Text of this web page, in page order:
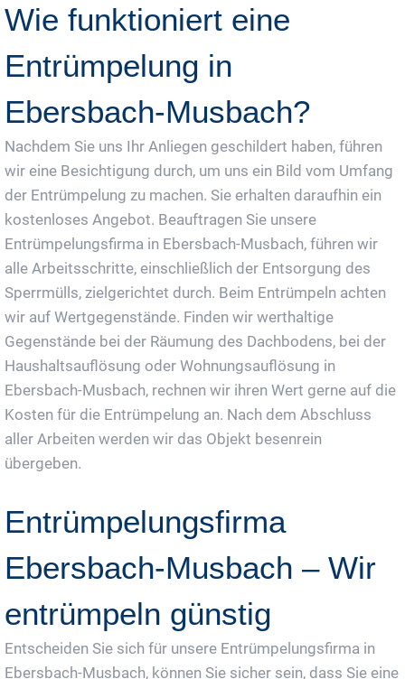
Wie funktioniert eine
Entrümpelung in
Ebersbach-Musbach?
Nachdem Sie uns Ihr Anliegen geschildert haben, führen
wir eine Besichtigung durch, um uns ein Bild vom Umfang
der Entrümpelung zu machen. Sie erhalten daraufhin ein
kostenloses Angebot. Beauftragen Sie unsere
Entrümpelungsfirma in Ebersbach-Musbach, führen wir
alle Arbeitsschritte, einschließlich der Entsorgung des
Sperrmülls, zielgerichtet durch. Beim Entrümpeln achten
wir auf Wertgegenstände. Finden wir werthaltige
Gegenstände bei der Räumung des Dachbodens, bei der
Haushaltsauflösung oder Wohnungsauflösung in
Ebersbach-Musbach, rechnen wir ihren Wert gerne auf die
Kosten für die Entrümpelung an. Nach dem Abschluss
aller Arbeiten werden wir das Objekt besenrein
übergeben.
Entrümpelungsfirma
Ebersbach-Musbach – Wir
entrümpeln günstig
Entscheiden Sie sich für unsere Entrümpelungsfirma in
Ebersbach-Musbach, können Sie sicher sein, dass Sie eine